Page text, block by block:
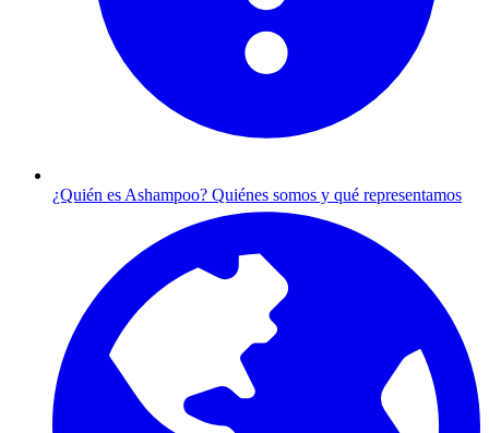
¿Quién es Ashampoo? Quiénes somos y qué representamos